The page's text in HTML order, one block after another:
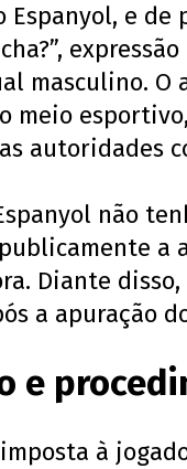
Espanyol, e
masculino.
meio
autoridades
não
a
Diante
a apuração
e
à